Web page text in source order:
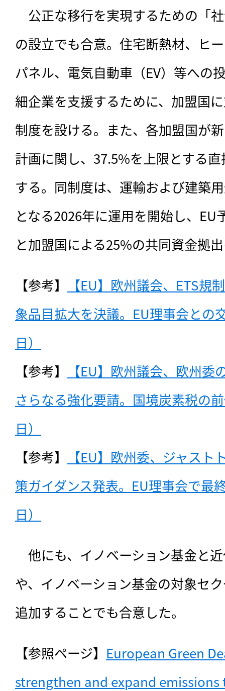
公正な移行を実現するための「
の設立でも合意。住宅断熱材、ヒ
パネル、電気自動車（EV）等への
細企業を支援するために、加盟国
制度を設ける。また、各加盟国が
計画に関し、37.5%を上限とする
する。同制度は、運輸および建築
となる2026年に運用を開始し、EU
と加盟国による25%の共同資金拠
【参考】
【EU】欧州議会、ETS規
象品目拡大を決議。EU理事会との
日）
【参考】
【EU】欧州議会、欧州
さらなる強化要請。国境炭素税の
日）
【参考】
【EU】欧州委、ジャス
策ガイダンス発表。EU理事会で最
日）
他にも、イノベーション基金と
や、イノベーション基金の対象セ
追加することでも合意した。
【参照ページ】 European Green
strengthen and expand